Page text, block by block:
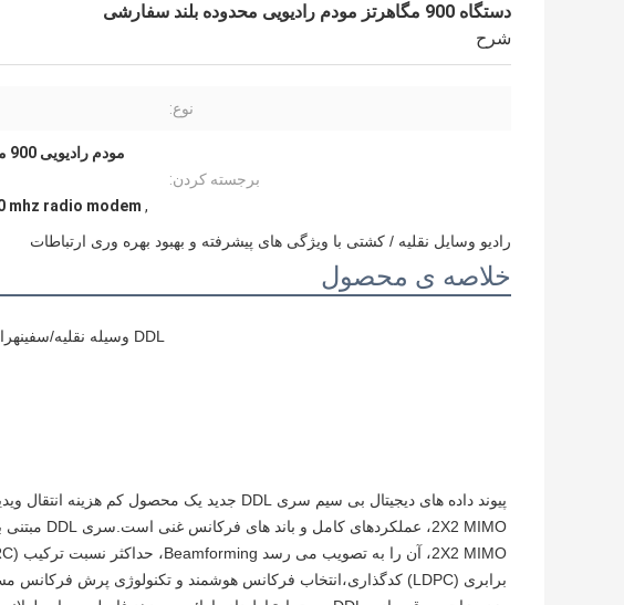
دستگاه 900 مگاهرتز مودم رادیویی محدوده بلند سفارشی
شرح
نوع:
برجسته کردن:
,
mhz radio modem
رادیو وسایل نقلیه / کشتی با ویژگی های پیشرفته و بهبود بهره وری ارتباطات
خلاصه ی محصول
DDL وسیله نقلیه/سفینه